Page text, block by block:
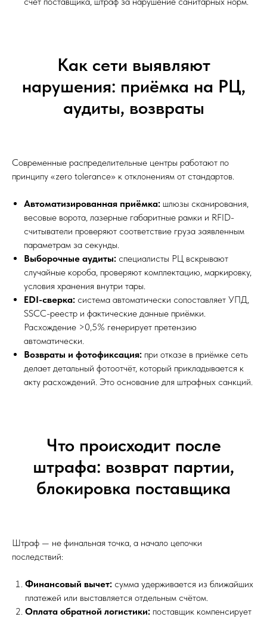
Как сети выявляют
нарушения: приёмка на РЦ,
аудиты, возвраты
Современные распределительные центры работают по
принципу «zero tolerance» к отклонениям от стандартов.
Автоматизированная приёмка: шлюзы сканирования,
весовые ворота, лазерные габаритные рамки и RFID-
считыватели проверяют соответствие груза заявленным
параметрам за секунды.
Выборочные аудиты: специалисты РЦ вскрывают
случайные короба, проверяют комплектацию, маркировку,
условия хранения внутри тары.
EDI-сверка: система автоматически сопоставляет УПД,
SSCC-реестр и фактические данные приёмки.
Расхождение >0,5% генерирует претензию
автоматически.
Возвраты и фотофиксация: при отказе в приёмке сеть
делает детальный фотоотчёт, который прикладывается к
акту расхождений. Это основание для штрафных санкций.
Что происходит после
штрафа: возврат партии,
блокировка поставщика
Штраф — не финальная точка, а начало цепочки
последствий:
Финансовый вычет: сумма удерживается из ближайших
платежей или выставляется отдельным счётом.
Оплата обратной логистики: поставщик компенсирует